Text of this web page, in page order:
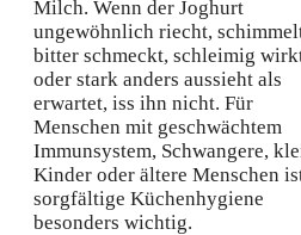
Milch. Wenn der Joghurt
ungewöhnlich riecht,
bitter schmeckt, schleimig
oder stark anders aussieht als
erwartet, iss ihn nicht. Für
Menschen mit geschwächtem
Immunsystem, Schwangere,
Kinder oder ältere Menschen
sorgfältige Küchenhygiene
besonders wichtig.